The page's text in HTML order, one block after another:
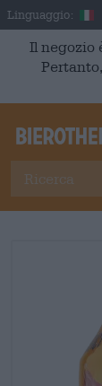
Skip to main
Linguaggio:
Il negozio